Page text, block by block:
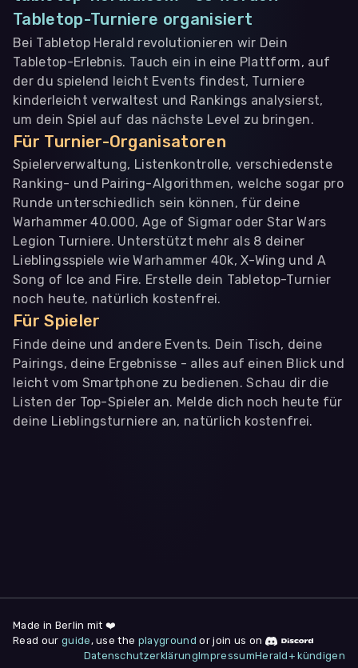
Tabletop-Turniere organisiert
Bei Tabletop Herald revolutionieren wir Dein
Tabletop-Erlebnis. Tauch ein in eine Plattform, auf
der du spielend leicht Events findest, Turniere
kinderleicht verwaltest und Rankings analysierst,
um dein Spiel auf das nächste Level zu bringen.
Für Turnier-Organisatoren
Spielerverwaltung, Listenkontrolle, verschiedenste
Ranking- und Pairing-Algorithmen, welche sogar pro
Runde unterschiedlich sein können, für deine
Warhammer 40.000, Age of Sigmar oder Star Wars
Legion Turniere. Unterstützt mehr als 8 deiner
Lieblingsspiele wie Warhammer 40k, X-Wing und A
Song of Ice and Fire. Erstelle dein Tabletop-Turnier
noch heute, natürlich kostenfrei.
Für Spieler
Finde deine und andere Events. Dein Tisch, deine
Pairings, deine Ergebnisse - alles auf einen Blick und
leicht vom Smartphone zu bedienen. Schau dir die
Listen der Top-Spieler an. Melde dich noch heute für
deine Lieblingsturniere an, natürlich kostenfrei.
deine Zustimmung jederzeit unter "
am Seitenende widerrufen.
Made in Berlin mit ❤️
Read our guide , use the playground or join us on
DatenschutzerklärungImpressumHerald+ kündigen